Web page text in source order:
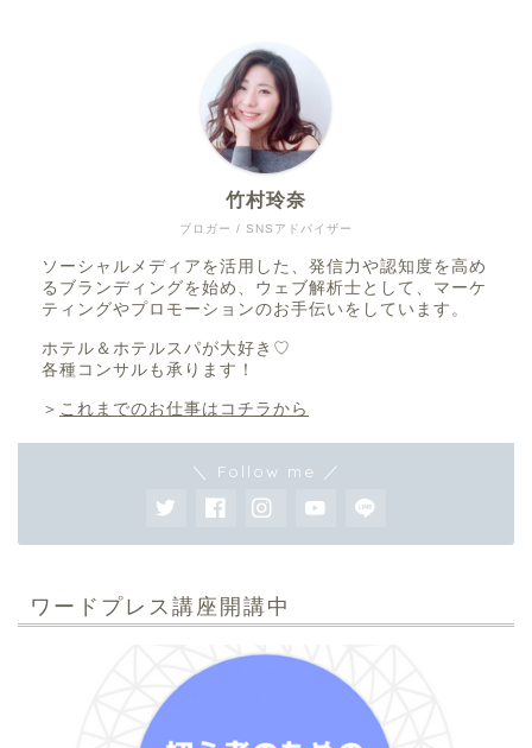
ブロガー / SNSアドバイザー
竹村玲奈
ソーシャルメディアを活用した、発信力や認知度を高め
るブランディングを始め、ウェブ解析士として、マーケ
ティングやプロモーションのお手伝いをしています。
ホテル＆ホテルスパが大好き♡
各種コンサルも承ります！
＞ これまでのお仕事はコチラから
＼ Follow me ／
ワードプレス講座開講中